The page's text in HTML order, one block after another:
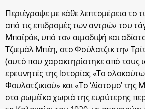
Περιέγραψε με κάθε λεπτομέρεια το
από τις επιδρομές των αντρών του
Μπαϊράκ, υπό τον αιμοδιψή και
Τζιεμάλ Μπέη, στο Φούλατζικ την
(αυτό που χαρακτηρίστηκε από τους
ερευνητές της Ιστορίας «Το
Φουλατζικιού» και «Το ‘Δίστομο’ της
στα ρωμέϊκα χωριά της ευρύτερης